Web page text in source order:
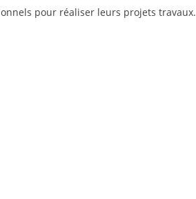
pour réaliser leurs projets travaux.